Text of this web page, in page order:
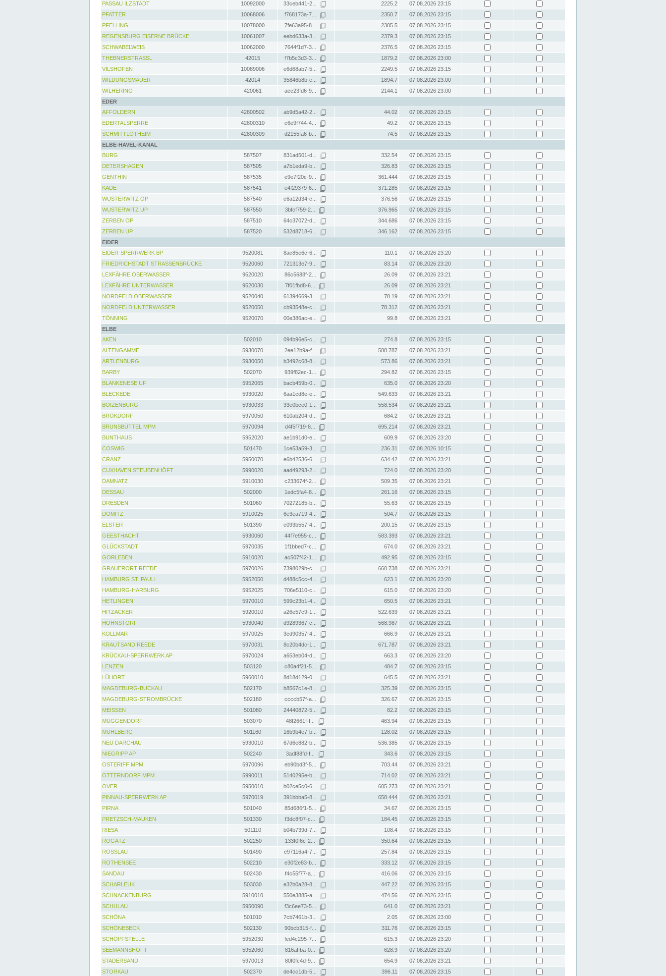
PASSAU ILZSTADT
10092000 33ceb441-2... 2225.2
07.08.2026 23:15
PFATTER
10068006 f768173a-7... 2350.7
07.08.2026 23:15
PFELLING
10078000 7fe63a95-8... 2305.5
07.08.2026 23:15
REGENSBURG EISERNE BRÜCKE
10061007 eebd633a-3... 2379.3
07.08.2026 23:15
SCHWABELWEIS
10062000 7644f1d7-3... 2376.5
07.08.2026 23:15
THEBNERSTRASSL
42015 f7b5c3d3-3... 1879.2
07.08.2026 23:00
VILSHOFEN
10089006 e6d68ab7-5... 2249.5
07.08.2026 23:15
WILDUNGSMAUER
42014 35846b8b-e... 1894.7
07.08.2026 23:00
WILHERING
420061 aec23fd6-9... 2144.1
07.08.2026 23:00
EDER
AFFOLDERN
42800502 ab9d5a42-2... 44.02
07.08.2026 23:15
EDERTALSPERRE
42800310 c6e9f744-4... 49.2
07.08.2026 23:15
SCHMITTLOTHEIM
42800309 d2155fa6-b... 74.5
07.08.2026 23:15
ELBE-HAVEL-KANAL
BURG
587507 831ad501-d... 332.54
07.08.2026 23:15
DETERSHAGEN
587505 a7b1eda9-b... 326.83
07.08.2026 23:15
GENTHIN
587535 e9e7f20c-9... 361.444
07.08.2026 23:15
KADE
587541 e4f29379-6... 371.285
07.08.2026 23:15
WUSTERWITZ OP
587540 c6a12d34-c... 376.56
07.08.2026 23:15
WUSTERWITZ UP
587550 3bfcf759-2... 376.965
07.08.2026 23:15
ZERBEN OP
587510 64c37072-d... 344.686
07.08.2026 23:15
ZERBEN UP
587520 532d8718-6... 346.162
07.08.2026 23:15
EIDER
EIDER-SPERRWERK BP
9520081 8ac85e6c-6... 110.1
07.08.2026 23:20
FRIEDRICHSTADT STRASSENBRÜCKE
9520060 721313e7-9... 83.14
07.08.2026 23:20
LEXFÄHRE OBERWASSER
9520020 86c5688f-2... 26.09
07.08.2026 23:21
LEXFÄHRE UNTERWASSER
9520030 7f01fbd8-6... 26.09
07.08.2026 23:21
NORDFELD OBERWASSER
9520040 61394669-3... 78.19
07.08.2026 23:21
NORDFELD UNTERWASSER
9520050 cb93548e-c... 78.312
07.08.2026 23:21
TÖNNING
9520070 00e386ac-e... 99.8
07.08.2026 23:21
ELBE
AKEN
502010 094b96e5-c... 274.8
07.08.2026 23:15
ALTENGAMME
5930070 2ee12b9a-f... 588.787
07.08.2026 23:21
ARTLENBURG
5930050 b3492c68-8... 573.86
07.08.2026 23:21
BARBY
502070 939f82ec-1... 294.82
07.08.2026 23:15
BLANKENESE UF
5952065 bacb459b-0... 635.0
07.08.2026 23:20
BLECKEDE
5930020 6aa1cd8e-e... 549.633
07.08.2026 23:21
BOIZENBURG
5930033 33e0bce0-1... 558.534
07.08.2026 23:21
BROKDORF
5970050 610ab204-d... 684.2
07.08.2026 23:21
BRUNSBÜTTEL MPM
5970094 d4f5f719-8... 695.214
07.08.2026 23:21
BUNTHAUS
5952020 ae1b91d0-e... 609.9
07.08.2026 23:20
COSWIG
501470 1ce53a59-3... 236.31
07.08.2026 10:15
CRANZ
5950070 e6b42536-6... 634.42
07.08.2026 23:21
CUXHAVEN STEUBENHÖFT
5990020 aad49293-2... 724.0
07.08.2026 23:20
DAMNATZ
5910030 c233674f-2... 509.35
07.08.2026 23:21
DESSAU
502000 1edc5fa4-8... 261.16
07.08.2026 23:15
DRESDEN
501060 70272185-b... 55.63
07.08.2026 23:15
DÖMITZ
5910025 6e3ea719-4... 504.7
07.08.2026 23:15
ELSTER
501390 c093b557-4... 200.15
07.08.2026 23:15
GEESTHACHT
5930060 44f7e955-c... 583.393
07.08.2026 23:21
GLÜCKSTADT
5970035 1f1bbed7-c... 674.0
07.08.2026 23:21
GORLEBEN
5910020 ac507f42-1... 492.95
07.08.2026 23:15
GRAUERORT REEDE
5970026 7398029b-c... 660.738
07.08.2026 23:21
HAMBURG ST. PAULI
5952050 d488c5cc-4... 623.1
07.08.2026 23:20
HAMBURG-HARBURG
5952025 706e5110-c... 615.0
07.08.2026 23:20
HETLINGEN
5970010 599c23b1-4... 650.5
07.08.2026 23:21
HITZACKER
5920010 a26e57c9-1... 522.639
07.08.2026 23:21
HOHNSTORF
5930040 d9289367-c... 568.987
07.08.2026 23:21
KOLLMAR
5970025 3ed90357-4... 666.9
07.08.2026 23:21
KRAUTSAND REEDE
5970031 8c20b4dc-1... 671.787
07.08.2026 23:21
KRÜCKAU-SPERRWERK AP
5970024 a653eb04-d... 663.3
07.08.2026 23:20
LENZEN
503120 c80a4f21-5... 484.7
07.08.2026 23:15
LÜHORT
5960010 8d18d129-0... 645.5
07.08.2026 23:21
MAGDEBURG-BUCKAU
502170 b8567c1e-8... 325.39
07.08.2026 23:15
MAGDEBURG-STROMBRÜCKE
502180 ccccb57f-a... 326.67
07.08.2026 23:15
MEISSEN
501080 24440872-5... 82.2
07.08.2026 23:15
MÜGGENDORF
503070 48f2661f-f... 463.94
07.08.2026 23:15
MÜHLBERG
501160 16b9b4e7-b... 128.02
07.08.2026 23:15
NEU DARCHAU
5930010 67d6e882-b... 536.385
07.08.2026 23:15
NIEGRIPP AP
502240 3adf88fd-f... 343.6
07.08.2026 23:15
OSTERIFF MPM
5970096 eb90bd3f-5... 703.44
07.08.2026 23:21
OTTERNDORF MPM
5990011 5140295e-b... 714.02
07.08.2026 23:21
OVER
5950010 b02ce5c0-6... 605.273
07.08.2026 23:21
PINNAU-SPERRWERK AP
5970019 391bbba5-8... 658.444
07.08.2026 23:21
PIRNA
501040 85d686f1-5... 34.67
07.08.2026 23:15
PRETZSCH-MAUKEN
501330 f3dc8f07-c... 184.45
07.08.2026 23:15
RIESA
501110 b04b739d-7... 108.4
07.08.2026 23:15
ROGÄTZ
502250 133f0f6c-2... 350.64
07.08.2026 23:15
ROSSLAU
501490 e97116a4-7... 257.84
07.08.2026 23:15
ROTHENSEE
502210 e30f2e83-b... 333.12
07.08.2026 23:15
SANDAU
502430 f4c55f77-a... 416.06
07.08.2026 23:15
SCHARLEUK
503030 e32b0a28-8... 447.22
07.08.2026 23:15
SCHNACKENBURG
5910010 550e3885-a... 474.56
07.08.2026 23:15
SCHULAU
5950090 f3c6ee73-5... 641.0
07.08.2026 23:21
SCHÖNA
501010 7cb7461b-3... 2.05
07.08.2026 23:00
SCHÖNEBECK
502130 90bcb315-f... 311.76
07.08.2026 23:15
SCHÖPFSTELLE
5952030 fed4c295-7... 615.3
07.08.2026 23:20
SEEMANNSHÖFT
5952060 816affba-0... 628.9
07.08.2026 23:20
STADERSAND
5970013 80f0fc4d-9... 654.9
07.08.2026 23:21
STORKAU
502370 de4cc1db-5... 396.11 07.08.2026 23:15